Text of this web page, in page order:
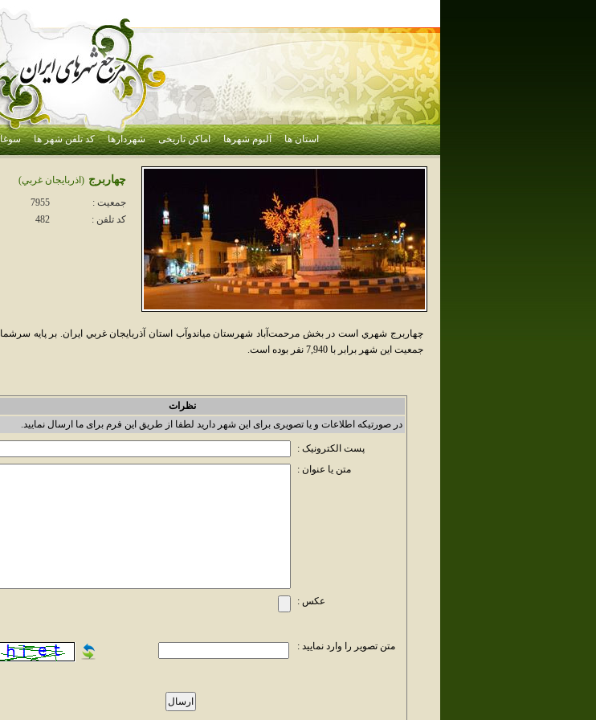
استان ها آلبوم شهرها اماکن تاریخی شهردارها کد تلفن شهر ها
چهاربرج (اذربايجان غربي)
جمعیت :
7955
کد تلفن :
482
جمعيت اين شهر برابر با 7,940 نفر بوده است.
نظرات
در صورتیکه اطلاعات و یا تصویری برای این شهر دارید لطفا از طریق این فرم برای ما ارسال نمایید.
پست الکترونیک :
متن یا عنوان :
عکس :
متن تصویر را وارد نمایید :